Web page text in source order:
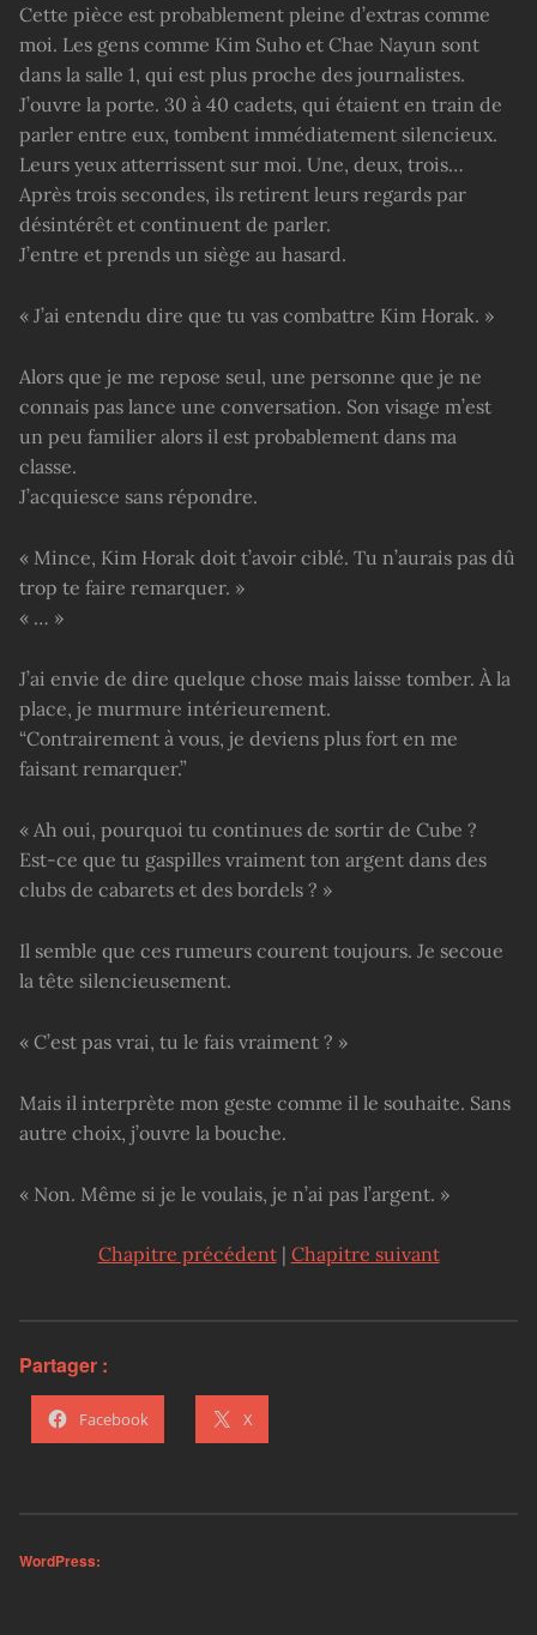
Cette pièce est probablement pleine d’extras comme
moi. Les gens comme Kim Suho et Chae Nayun sont
dans la salle 1, qui est plus proche des journalistes.
J’ouvre la porte. 30 à 40 cadets, qui étaient en train de
parler entre eux, tombent immédiatement silencieux.
Leurs yeux atterrissent sur moi. Une, deux, trois…
Après trois secondes, ils retirent leurs regards par
désintérêt et continuent de parler.
J’entre et prends un siège au hasard.
« J’ai entendu dire que tu vas combattre Kim Horak. »
Alors que je me repose seul, une personne que je ne
connais pas lance une conversation. Son visage m’est
un peu familier alors il est probablement dans ma
classe.
J’acquiesce sans répondre.
« Mince, Kim Horak doit t’avoir ciblé. Tu n’aurais pas dû
trop te faire remarquer. »
« … »
J’ai envie de dire quelque chose mais laisse tomber. À la
place, je murmure intérieurement.
“Contrairement à vous, je deviens plus fort en me
faisant remarquer.”
« Ah oui, pourquoi tu continues de sortir de Cube ?
Est-ce que tu gaspilles vraiment ton argent dans des
clubs de cabarets et des bordels ? »
Il semble que ces rumeurs courent toujours. Je secoue
la tête silencieusement.
« C’est pas vrai, tu le fais vraiment ? »
Mais il interprète mon geste comme il le souhaite. Sans
autre choix, j’ouvre la bouche.
« Non. Même si je le voulais, je n’ai pas l’argent. »
Chapitre précédent| Chapitre suivant
Partager :
Facebook X
WordPress: